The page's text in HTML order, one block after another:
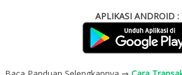
APLIKASI ANDROID :